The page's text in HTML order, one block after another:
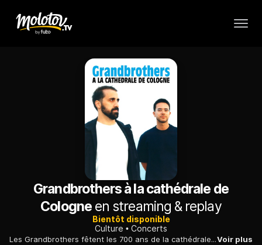
Grandbrothers à la cathédrale de
Cologneen streaming & replay
Bientôt disponible
Culture
Concerts
Les Grandbrothers fêtent les 700 ans de la cathédrale de Cologne en y déployant les sonorités inouïes de leur piano "augmenté". Un concert transcendé par des jeux de lumières.Voir plus